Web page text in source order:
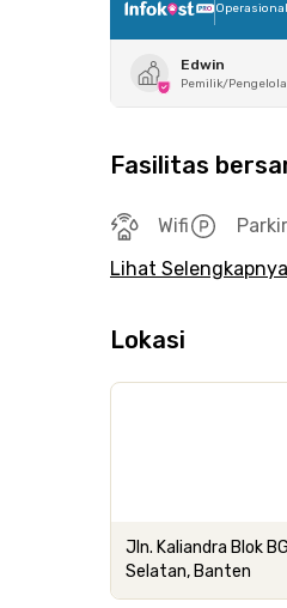
Edwin
Pemilik/Pengelola
Fasilitas
Wifi
Lihat Selengkapnya
Lokasi
Jln. Kaliandra Blok
Selatan, Banten